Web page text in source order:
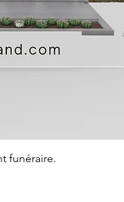
funéraire.